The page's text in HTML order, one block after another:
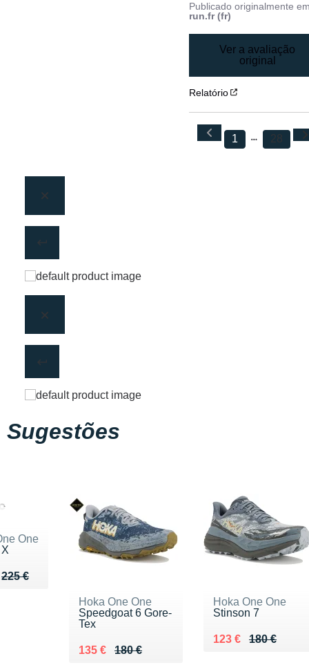
Publicado originalmente
run.fr (fr)
Ver a avaliação
original
Relatório
1 28
Sugestões
One
225 €225 €
€
Hoka One One
Speedgoat 6 Gore-
Tex
180 €
Au lieu de 180 €
135 €
Vendu 135 €
Hoka One One
Stinson 7
180 €
Au lieu de 180 €
123 €
Vendu 123 €